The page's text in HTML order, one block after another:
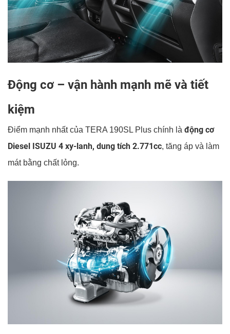
Động cơ – vận hành mạnh mẽ và tiết
kiệm
Điểm mạnh nhất của TERA 190SL Plus chính là động cơ
Diesel ISUZU 4 xy-lanh, dung tích 2.771cc, tăng áp và làm
mát bằng chất lỏng.